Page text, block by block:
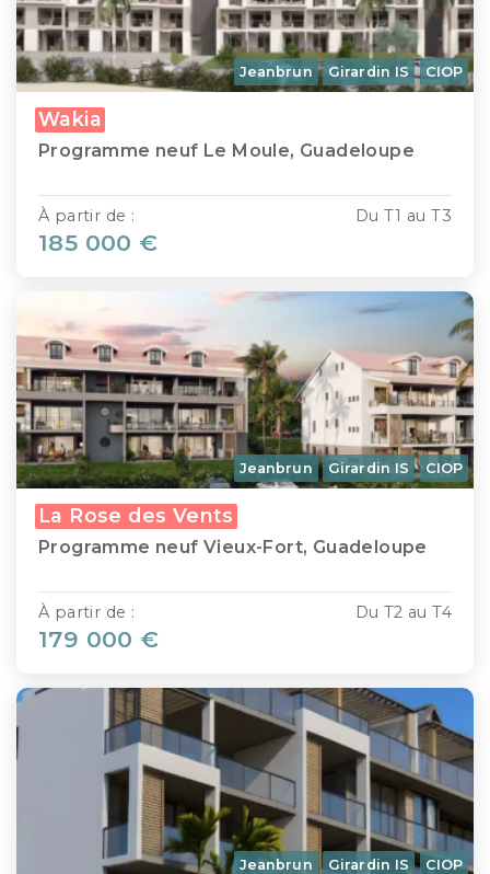
Jeanbrun Girardin IS CIOP
Wakia
Programme neuf Le Moule, Guadeloupe
Du T1 au T3
À partir de :
185 000 €
Jeanbrun Girardin IS CIOP
La Rose des Vents
Programme neuf Vieux-Fort, Guadeloupe
Du T2 au T4
À partir de :
179 000 €
Jeanbrun Girardin IS CIOP